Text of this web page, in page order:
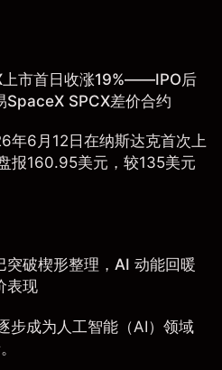
市首日收涨19%——IPO后
SpaceX SPCX差价合约
年6月12日在纳斯达克首次上
报160.95美元，较135美元
突破楔形整理，AI 动能回暖
表现
步成为人工智能（AI）领域